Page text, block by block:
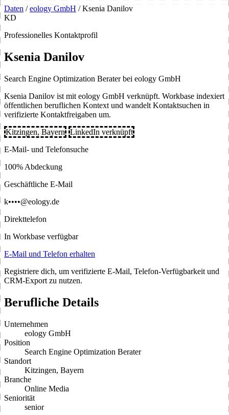
Daten / eology GmbH / Ksenia Danilov
KD
Professionelles Kontaktprofil
Ksenia Danilov
Search Engine Optimization Berater bei eology GmbH
Ksenia Danilov ist mit eology GmbH verknüpft. Workbase indexiert
öffentlichen beruflichen Kontext und wandelt Kontaktsuchen in
verifizierte Kontaktfreigaben um.
Kitzingen, Bayern
LinkedIn verknüpft
E-Mail- und Telefonsuche
100% Abdeckung
Geschäftliche E-Mail
k••••@eology.de
Direkttelefon
In Workbase verfügbar
E-Mail und Telefon erhalten
Registriere dich, um verifizierte E-Mail, Telefon-Verfügbarkeit und
CRM-Export zu nutzen.
Berufliche Details
Unternehmen
eology GmbH
Position
Search Engine Optimization Berater
Standort
Kitzingen, Bayern
Branche
Online Media
Seniorität
senior